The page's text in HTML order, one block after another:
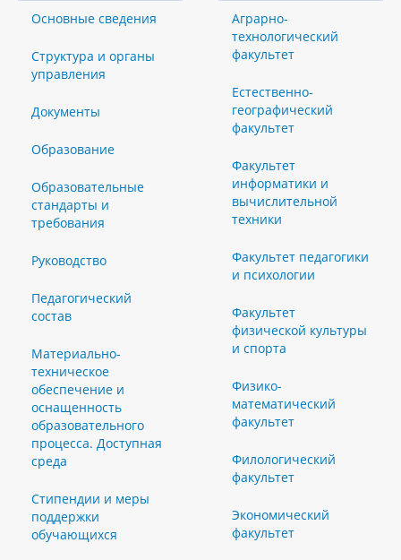
Основные сведения
Структура и органы
управления
Документы
Образование
Образовательные
стандарты и
требования
Руководство
Педагогический
состав
Материально-
техническое
обеспечение и
оснащенность
образовательного
процесса. Доступная
среда
Стипендии и меры
поддержки
обучающихся
Аграрно-
технологический
факультет
Естественно-
географический
факультет
Факультет
информатики и
вычислительной
техники
Факультет педагогики
и психологии
Факультет
физической культуры
и спорта
Физико-
математический
факультет
Филологический
факультет
Экономический
факультет